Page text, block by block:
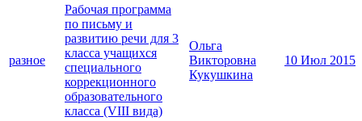
разное
Рабочая программа
по письму и
развитию речи для 3
класса учащихся
специального
коррекционного
образовательного
класса (VIII вида)
Ольга
Викторовна
Кукушкина
10 Июл 2015